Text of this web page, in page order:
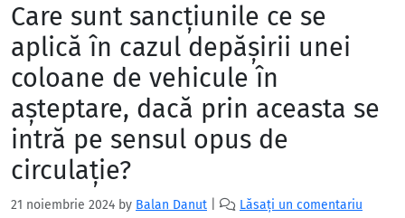
Care sunt sancţiunile ce se
aplică în cazul depăşirii unei
coloane de vehicule în
aşteptare, dacă prin aceasta se
intră pe sensul opus de
circulaţie?
21 noiembrie 2024 by Balan Danut Lăsați un comentariu